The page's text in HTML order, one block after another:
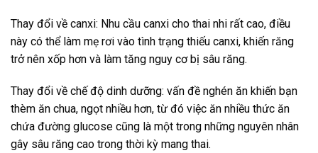
Thay đổi về canxi: Nhu cầu canxi cho thai nhi rất cao, điều
này có thể làm mẹ rơi vào tình trạng thiếu canxi, khiến răng
trở nên xốp hơn và làm tăng nguy cơ bị sâu răng.
Thay đổi về chế độ dinh dưỡng: vấn đề nghén ăn khiến bạn
thèm ăn chua, ngọt nhiều hơn, từ đó việc ăn nhiều thức ăn
chứa đường glucose cũng là một trong những nguyên nhân
gây sâu răng cao trong thời kỳ mang thai.